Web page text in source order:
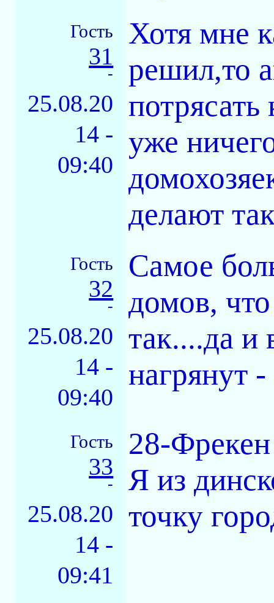
Гость
31
-
25.08.20
14 -
09:40
Хотя мне
решил,то
уже
делают
Гость
32
-
25.08.20
14 -
09:40
Самое
домов,
так....да и
нагрянут
Гость
33
-
25.08.20
14 -
09:41
28-
Я из
точку